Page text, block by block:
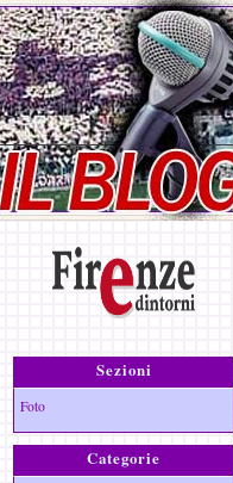
Sezioni
Foto
Categorie